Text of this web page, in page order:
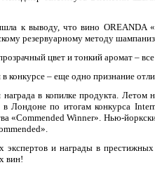
к выводу, что вино
резервуарному методу
цвет и тонкий аромат –
конкурсе – еще одно признание
награда в копилке продукта.
Лондоне по итогам конкурса
«Commended Winner». Нью-
экспертов и награды в
вин!